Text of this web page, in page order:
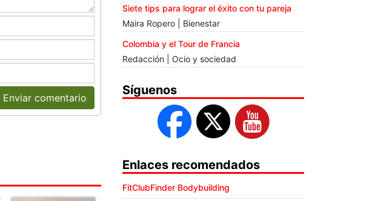
Enviar comentario
Siete tips para lograr el éxito con tu pareja
Maira Ropero | Bienestar
Colombia y el Tour de Francia
Redacción | Ocio y sociedad
Síguenos
Enlaces recomendados
FitClubFinder Bodybuilding